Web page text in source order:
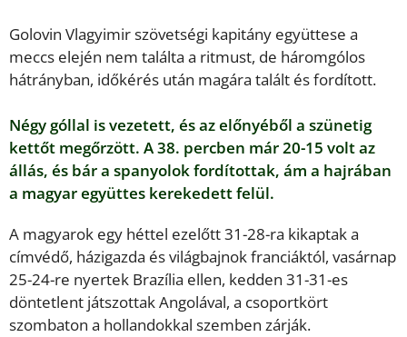
Golovin Vlagyimir szövetségi kapitány együttese a
meccs elején nem találta a ritmust, de háromgólos
hátrányban, időkérés után magára talált és fordított.
Négy góllal is vezetett, és az előnyéből a szünetig
kettőt megőrzött. A 38. percben már 20-15 volt az
állás, és bár a spanyolok fordítottak, ám a hajrában
a magyar együttes kerekedett felül.
A magyarok egy héttel ezelőtt 31-28-ra kikaptak a
címvédő, házigazda és világbajnok franciáktól, vasárnap
25-24-re nyertek Brazília ellen, kedden 31-31-es
döntetlent játszottak Angolával, a csoportkört
szombaton a hollandokkal szemben zárják.